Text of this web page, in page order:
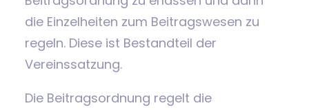
die Einzelheiten zum Beitragswesen zu
regeln. Diese ist Bestandteil der
Vereinssatzung.
Die Beitragsordnung regelt die